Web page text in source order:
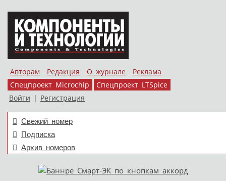
Авторам Редакция О журнале
Реклама
Спецпроект Microchip
Спецпроект LTSpice
Войти | Регистрация
Свежий номер
Подписка
Архив номеров